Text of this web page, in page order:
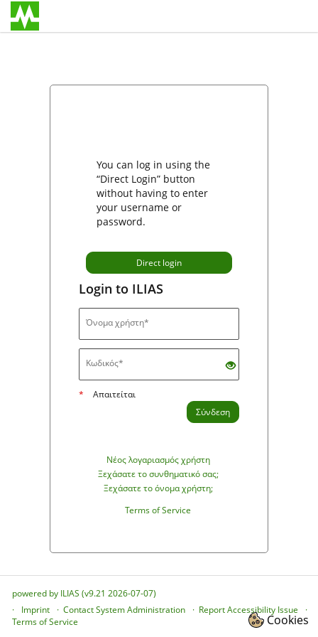
You can log in using the
“Direct Login” button
without having to enter
your username or
password.
Direct login
Login to ILIAS
*
Απαιτείται
Σύνδεση
Νέος λογαριασμός χρήστη
Ξεχάσατε το συνθηματικό σας;
Ξεχάσατε το όνομα χρήστη;
Terms of Service
powered by ILIAS (v9.21 2026-07-07)
Imprint
Contact System Administration
Report Accessibility Issue
Terms of Service
Cookies